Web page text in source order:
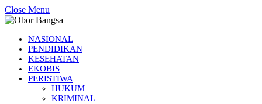
Close Menu
NASIONAL
PENDIDIKAN
KESEHATAN
EKOBIS
PERISTIWA
HUKUM
KRIMINAL